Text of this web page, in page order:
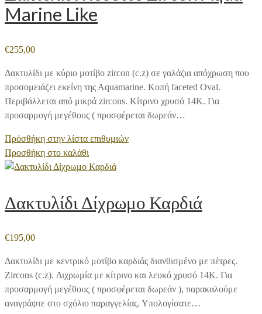
Marine Like
€255,00
Δακτυλίδι με κύριο μοτίβο zircon (c.z) σε γαλάζια απόχρωση που
προσομειάζει εκείνη της Αquamarine. Κοπή faceted Oval.
Περιβάλλεται από μικρά zircons. Κίτρινο χρυσό 14Κ. Για
προσαρμογή μεγέθους ( προσφέρεται δωρεάν…
Πρόσθήκη στην λίστα επιθυμιών
Προσθήκη στο καλάθι
Δακτυλίδι Δίχρωμο Καρδιά
€195,00
Δακτυλίδι με κεντρικό μοτίβο καρδιάς διανθισμένο με πέτρες.
Zircons (c.z). Διχρωμία με κίτρινο και λευκό χρυσό 14Κ. Για
προσαρμογή μεγέθους ( προσφέρεται δωρεάν ), παρακαλούμε
αναγράψτε στο σχόλιο παραγγελίας. Υπολογίσατε…